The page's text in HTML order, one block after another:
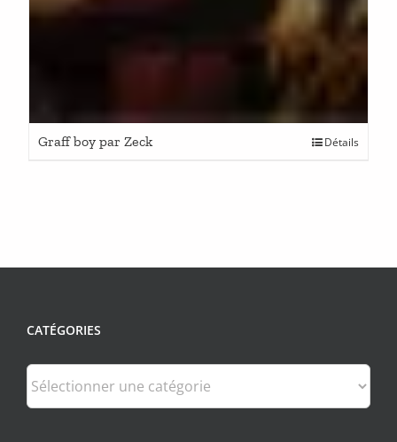
Graff boy par Zeck Détails
CATÉGORIES
Catégories